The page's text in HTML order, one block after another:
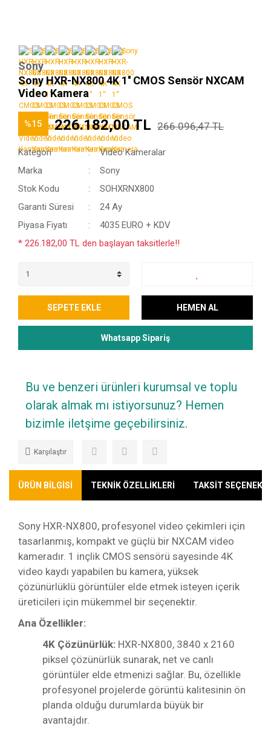
Sony
Sony HXR-NX800 4K 1'' CMOS Sensör NXCAM
Video Kamera
%15 226.182,00 TL 266.096,47 TL
Kategori
Video Kameralar
Marka
Sony
Stok Kodu
SOHXRNX800
Garanti Süresi
24 Ay
Piyasa Fiyatı
4035 EURO + KDV
* 226.182,00 TL den başlayan taksitlerle!!
SEPETE EKLE HEMEN AL
Whatsapp Sipariş
Bu ve benzeri ürünleri kurumsal ve toplu
olarak almak mı istiyorsunuz? Hemen
bizimle iletşime geçebilirsiniz.
Karşılaştır
ÜRÜN BİLGİSİ TEKNİK ÖZELLİKLERİ TAKSİT
Sony HXR-NX800, profesyonel video çekimleri için
tasarlanmış, kompakt ve güçlü bir NXCAM video
kameradır. 1 inçlik CMOS sensörü sayesinde 4K
video kaydı yapabilen bu kamera, yüksek
çözünürlüklü görüntüler elde etmek isteyen içerik
üreticileri için mükemmel bir seçenektir.
Ana Özellikler:
4K Çözünürlük: HXR-NX800, 3840 x 2160
piksel çözünürlük sunarak, net ve canlı
görüntüler elde etmenizi sağlar. Bu, özellikle
profesyonel projelerde görüntü kalitesinin ön
planda olduğu durumlarda büyük bir
avantajdır.